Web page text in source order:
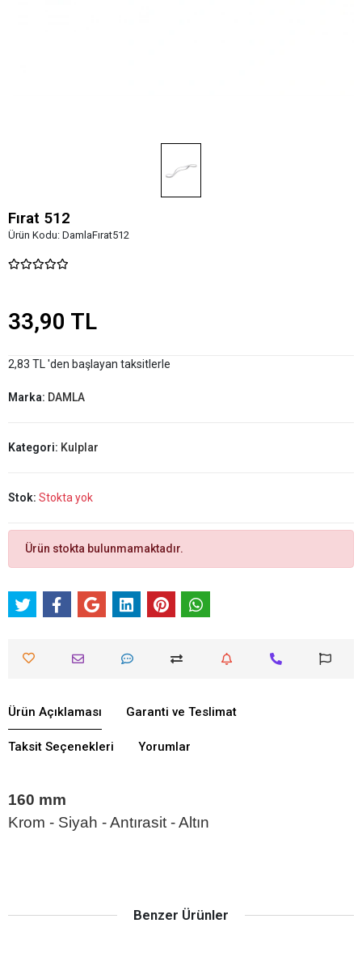
Fırat 512
Ürün Kodu: DamlaFırat512
33,90 TL
2,83 TL 'den başlayan taksitlerle
Marka: DAMLA
Kategori: Kulplar
Stok: Stokta yok
Ürün stokta bulunmamaktadır.
Ürün Açıklaması Garanti ve Teslimat
Taksit Seçenekleri Yorumlar
160 mm
Krom - Siyah - Antırasit - Altın
Benzer Ürünler